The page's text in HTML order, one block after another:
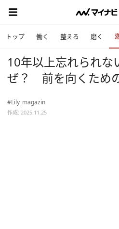
トップ 働く 整える 磨く
10年以上忘れられな
ぜ？ 前を向くため
#Lily_magazin
作成: 2025.11.25